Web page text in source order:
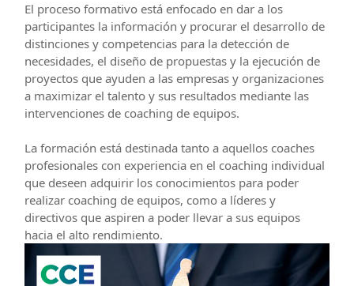
El proceso formativo está enfocado en dar a los
participantes la información y procurar el desarrollo de
distinciones y competencias para la detección de
necesidades, el diseño de propuestas y la ejecución de
proyectos que ayuden a las empresas y organizaciones
a maximizar el talento y sus resultados mediante las
intervenciones de coaching de equipos.
La formación está destinada tanto a aquellos coaches
profesionales con experiencia en el coaching individual
que deseen adquirir los conocimientos para poder
realizar coaching de equipos, como a líderes y
directivos que aspiren a poder llevar a sus equipos
hacia el alto rendimiento.